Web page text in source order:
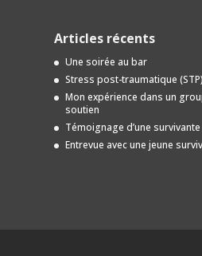
Articles récents
Une soirée au bar
Stress post-traumatique (STP)
Mon expérience dans un
soutien
Témoignage d’une survivante
Entrevue avec une jeune